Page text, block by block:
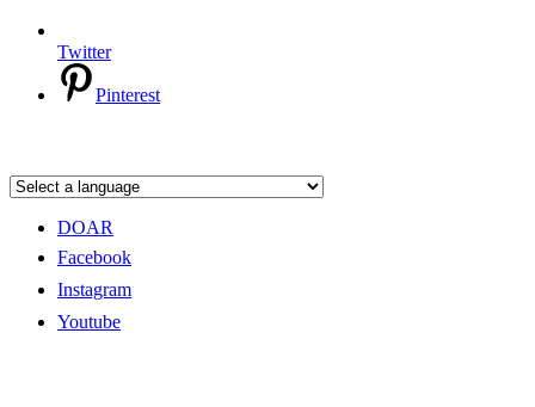
Twitter
Pinterest
DOAR
Facebook
Instagram
Youtube